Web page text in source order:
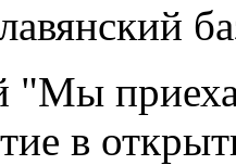
"Мы
в